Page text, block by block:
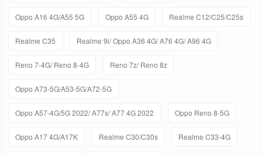
Oppo A16 4G/A55 5G Oppo A55 4G Realme C12/C25/C25s
Realme C35 Realme 9i/ Oppo A36 4G/ A76 4G/ A96 4G
Reno 7-4G/ Reno 8-4G Reno 7z/ Reno 8z
Oppo A73-5G/A53-5G/A72-5G
Oppo A57-4G/5G 2022/ A77s/ A77 4G 2022 Oppo Reno 8-5G
Oppo A17 4G/A17K Realme C30/C30s Realme C33-4G